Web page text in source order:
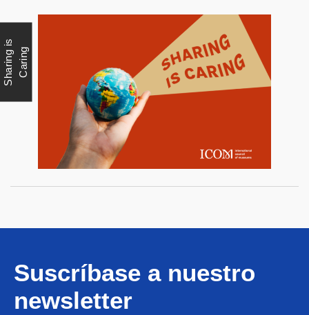
S
h
a
r
i
n
g
i
s
C
a
r
i
ng
Suscríbase a nuestro
newsletter